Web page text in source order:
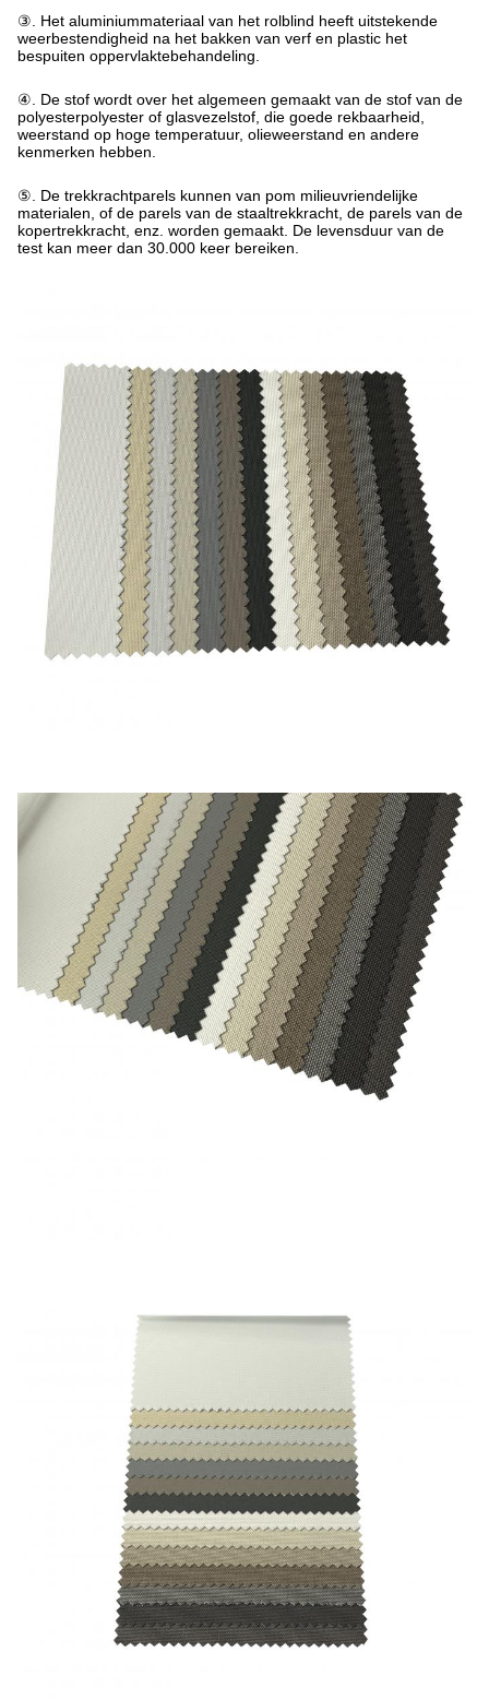
③. Het aluminiummateriaal van het rolblind heeft uitstekende
weerbestendigheid na het bakken van verf en plastic het
bespuiten oppervlaktebehandeling.
④. De stof wordt over het algemeen gemaakt van de stof van de
polyesterpolyester of glasvezelstof, die goede rekbaarheid,
weerstand op hoge temperatuur, olieweerstand en andere
kenmerken hebben.
⑤. De trekkrachtparels kunnen van pom milieuvriendelijke
materialen, of de parels van de staaltrekkracht, de parels van de
kopertrekkracht, enz. worden gemaakt. De levensduur van de
test kan meer dan 30.000 keer bereiken.